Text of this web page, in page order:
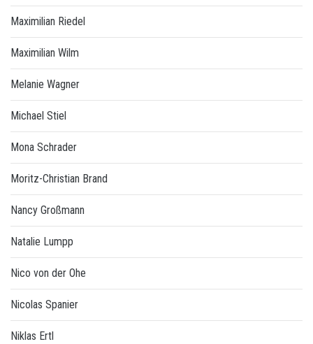
Maximilian Riedel
Maximilian Wilm
Melanie Wagner
Michael Stiel
Mona Schrader
Moritz-Christian Brand
Nancy Großmann
Natalie Lumpp
Nico von der Ohe
Nicolas Spanier
Niklas Ertl